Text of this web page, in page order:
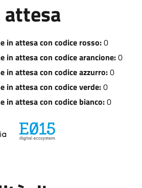
attesa
in attesa con codice rosso:0
in attesa con codice arancione:0
in attesa con codice azzurro:0
in attesa con codice verde:0
in attesa con codice bianco:0